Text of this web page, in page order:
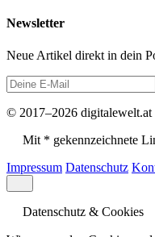
Newsletter
Neue Artikel direkt in dein
© 2017–2026 digitalewelt.at
Mit * gekennzeichnete
Impressum Datenschutz
Datenschutz & Cookies